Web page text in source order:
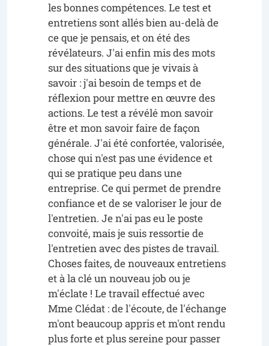
les bonnes compétences. Le test et
entretiens sont allés bien au-delà de
ce que je pensais, et on été des
révélateurs. J'ai enfin mis des mots
sur des situations que je vivais à
savoir : j'ai besoin de temps et de
réflexion pour mettre en œuvre des
actions. Le test a révélé mon savoir
être et mon savoir faire de façon
générale. J'ai été confortée, valorisée,
chose qui n'est pas une évidence et
qui se pratique peu dans une
entreprise. Ce qui permet de prendre
confiance et de se valoriser le jour de
l'entretien. Je n'ai pas eu le poste
convoité, mais je suis ressortie de
l'entretien avec des pistes de travail.
Choses faites, de nouveaux entretiens
et à la clé un nouveau job ou je
m'éclate ! Le travail effectué avec
Mme Clédat : de l'écoute, de l'échange
m'ont beaucoup appris et m'ont rendu
plus forte et plus sereine pour passer